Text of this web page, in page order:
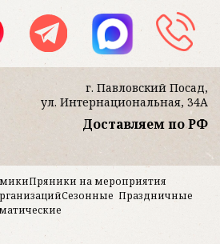
Заказать
г. Павловский Посад,
Доставляем по РФ
Пряники на мероприятия
Сезонные Праздничные